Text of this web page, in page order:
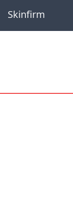
Skinfirm